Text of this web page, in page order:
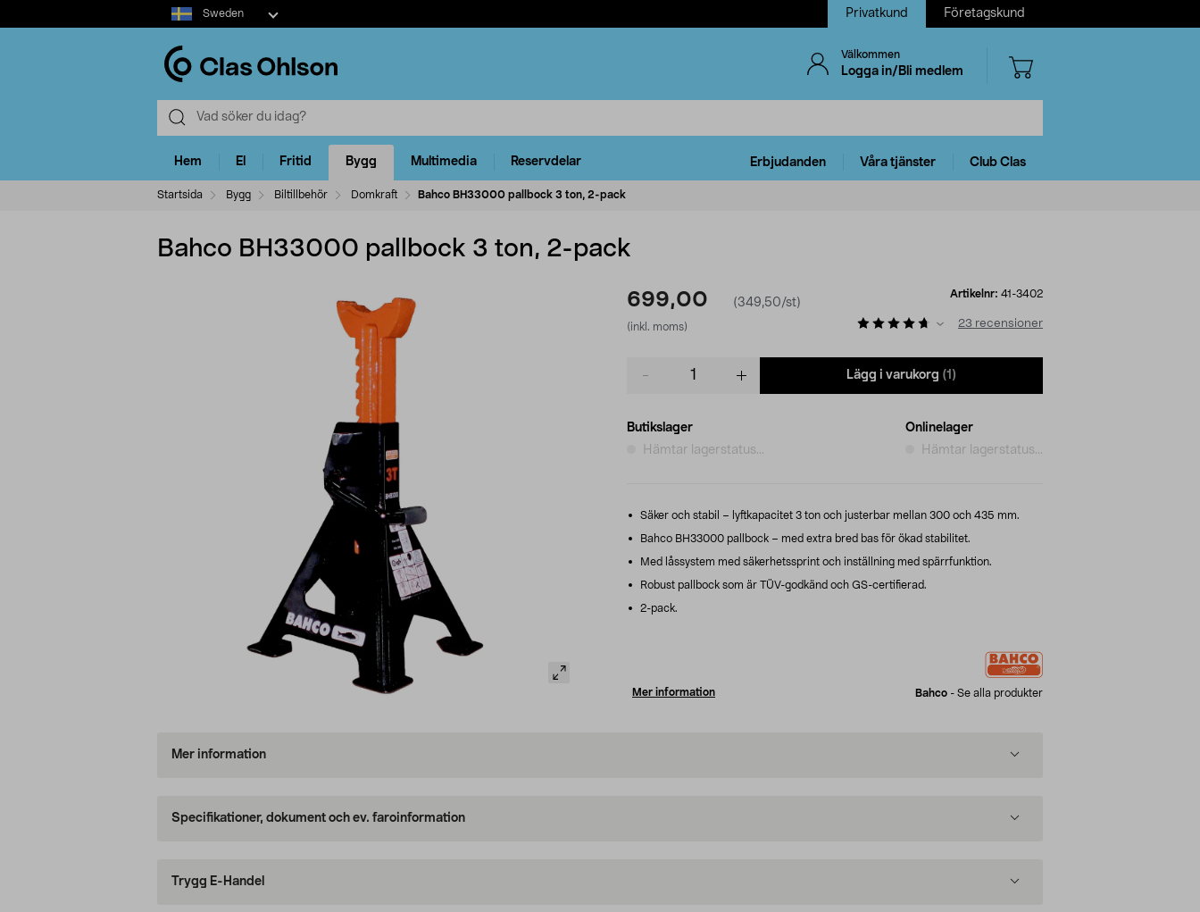
Select
market
Sweden Privatkund Företagskund
Välkommen
Logga in/Bli medlem
Hem El Fritid Bygg Multimedia Reservdelar Erbjudanden Våra tjänster Club Clas
Startsida Bygg Biltillbehör Domkraft Bahco BH33000 pallbock 3 ton, 2-pack
Bahco BH33000 pallbock 3 ton, 2-pack
699,00 (349,50/st)
(inkl. moms)
Artikelnr: 41-3402
23 recensioner
Lägg i varukorg (1)
Butikslager
Hämtar lagerstatus...
Onlinelager
Hämtar lagerstatus...
Säker och stabil – lyftkapacitet 3 ton och justerbar mellan 300 och 435 mm.
Bahco BH33000 pallbock – med extra bred bas för ökad stabilitet.
Med låssystem med säkerhetssprint och inställning med spärrfunktion.
Robust pallbock som är TÜV-godkänd och GS-certifierad.
2-pack.
Mer information Bahco - Se alla produkter
Mer information
Specifikationer, dokument och ev. faroinformation
Trygg E-Handel